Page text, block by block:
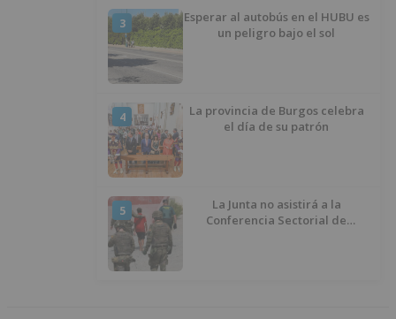
3
Esperar al autobús en el HUBU es
un peligro bajo el sol
4
La provincia de Burgos celebra
el día de su patrón
5
La Junta no asistirá a la
Conferencia Sectorial de